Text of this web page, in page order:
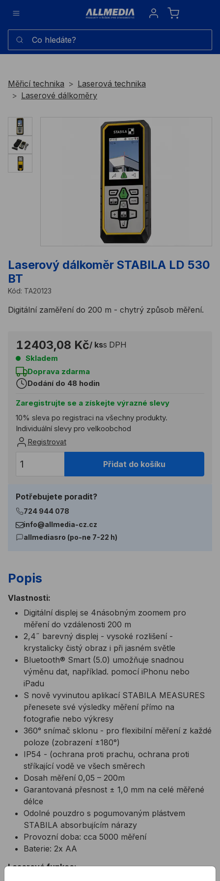
Sign in
Co hledáte?
Měřicí technika
Laserová technika
Laserové dálkoměry
Laserový dálkoměr STABILA LD 530
BT
Kód: TA20123
Digitální zaměření do 200 m - chytrý způsob měření.
12403,08 Kč/ kss DPH
Skladem
Doprava zdarma
Dodání do 48 hodin
Zaregistrujte se a získejte výrazné slevy
10% sleva po registraci na všechny produkty.
Individuální slevy pro velkoobchod
Registrovat
Přidat do košíku
Potřebujete poradit?
724 944 078
info@allmedia-cz.cz
allmediasro (po-ne 7-22 h)
Popis
Vlastnosti:
Digitální displej se 4násobným zoomem pro
měření do vzdálenosti 200 m
2,4˝ barevný displej - vysoké rozlišení -
krystalicky čistý obraz i při jasném světle
Bluetooth® Smart (5.0) umožňuje snadnou
výměnu dat, například. pomocí iPhonu nebo
iPadu
S nově vyvinutou aplikací STABILA MEASURES
přenesete své výsledky měření přímo na
fotografie nebo výkresy
360° snímač sklonu - pro flexibilní měření z každé
poloze (zobrazení ±180°)
IP54 - (ochrana proti prachu, ochrana proti
stříkající vodě ve všech směrech
Dosah měření 0,05 – 200m
Garantovaná přesnost ± 1,0 mm na celé měřené
délce
Odolné pouzdro s pogumovaným plástvem
STABILA absorbujícím nárazy
Provozní doba: cca 5000 měření
Baterie: 2x AA
Laserové funkce: